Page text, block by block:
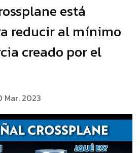
está
reducir al mínimo
creado por el
Mar. 2023